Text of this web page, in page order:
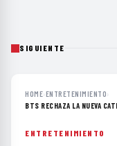
SIGUIENTE
HOME›ENTRETENIMIENTO›
BTS RECHAZA LA NUEVA
ENTRETENIMIENTO